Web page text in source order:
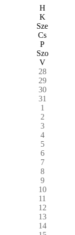
H
K
Sze
Cs
P
Szo
V
28
29
30
31
1
2
3
4
5
6
7
8
9
10
11
12
13
14